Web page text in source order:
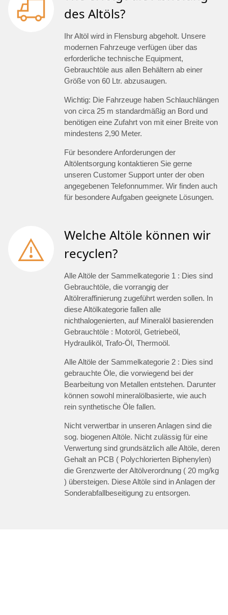
des Altöls?
Ihr Altöl wird in Flensburg abgeholt. Unsere
modernen Fahrzeuge verfügen über das
erforderliche technische Equipment,
Gebrauchtöle aus allen Behältern ab einer
Größe von 60 Ltr. abzusaugen.
Wichtig: Die Fahrzeuge haben Schlauchlängen
von circa 25 m standardmäßig an Bord und
benötigen eine Zufahrt von mit einer Breite von
mindestens 2,90 Meter.
Für besondere Anforderungen der
Altölentsorgung kontaktieren Sie gerne
unseren Customer Support unter der oben
angegebenen Telefonnummer. Wir finden auch
für besondere Aufgaben geeignete Lösungen.
Welche Altöle können wir
recyclen?
Alle Altöle der Sammelkategorie 1 : Dies sind
Gebrauchtöle, die vorrangig der
Altölreraffinierung zugeführt werden sollen. In
diese Altölkategorie fallen alle
nichthalogenierten, auf Mineralöl basierenden
Gebrauchtöle : Motoröl, Getriebeöl,
Hydrauliköl, Trafo-Öl, Thermoöl.
Alle Altöle der Sammelkategorie 2 : Dies sind
gebrauchte Öle, die vorwiegend bei der
Bearbeitung von Metallen entstehen. Darunter
können sowohl mineralölbasierte, wie auch
rein synthetische Öle fallen.
Nicht verwertbar in unseren Anlagen sind die
sog. biogenen Altöle. Nicht zulässig für eine
Verwertung sind grundsätzlich alle Altöle, deren
Gehalt an PCB ( Polychlorierten Biphenylen)
die Grenzwerte der Altölverordnung ( 20 mg/kg
) übersteigen. Diese Altöle sind in Anlagen der
Sonderabfallbeseitigung zu entsorgen.